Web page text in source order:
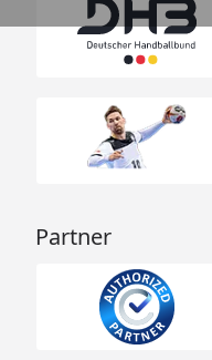
Partner